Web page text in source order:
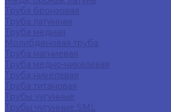
Труба бронзовая
Труба латунная
Труба медная
Молибденовая труба
Труба магниевая
Труба медно-никелевая
Труба никелевая
Труба титановая
Трубы чугунные
Трубы чугунные SML